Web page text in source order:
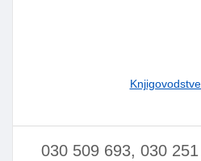
030 509 693, 030